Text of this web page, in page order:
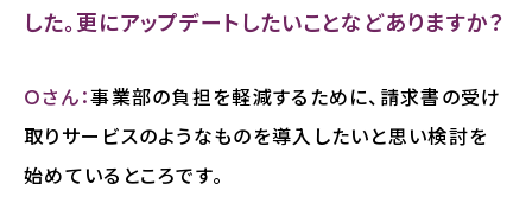
した。更にアップデートしたいことなどありますか？
Ｏさん：事業部の負担を軽減するために、請求書の受け
取りサービスのようなものを導入したいと思い検討を
始めているところです。